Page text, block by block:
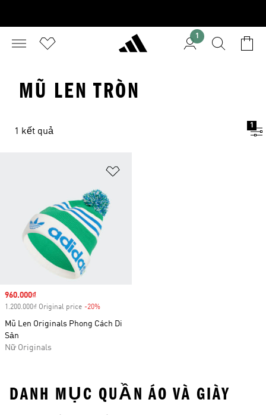
1
MŨ LEN TRÒN
1 kết quả
1
Sale price
960.000₫
1.200.000₫ Original price -20%
Mũ Len Originals Phong Cách Di
Sản
Nữ Originals
DANH MỤC QUẦN ÁO VÀ GIÀY